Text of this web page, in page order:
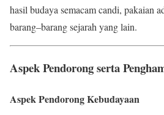
hasil budaya semacam candi, pakaian
barang–barang sejarah yang lain.
Aspek Pendorong serta
Aspek Pendorong Kebudayaan